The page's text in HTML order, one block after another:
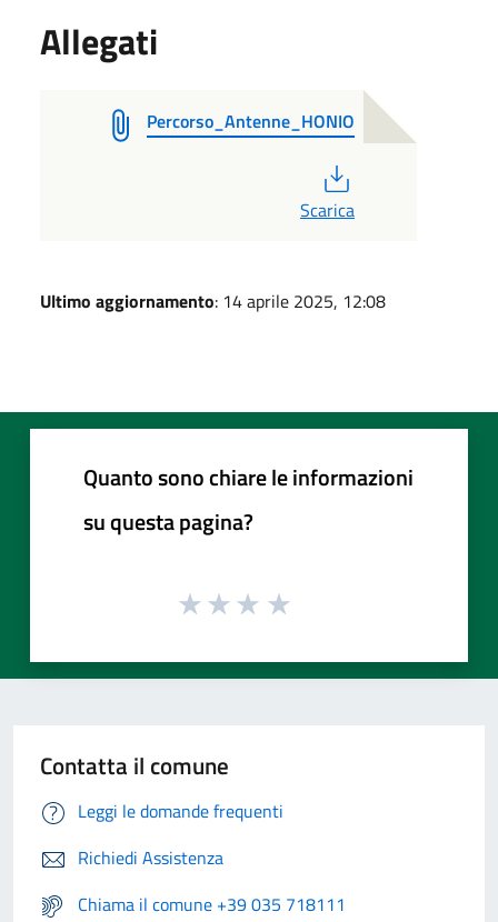
Allegati
Percorso_Antenne_HONIO
Scarica
Ultimo aggiornamento: 14 aprile 2025, 12:08
Quanto sono chiare le informazioni
su questa pagina?
Contatta il comune
Leggi le domande frequenti
Richiedi Assistenza
Chiama il comune +39 035 718111